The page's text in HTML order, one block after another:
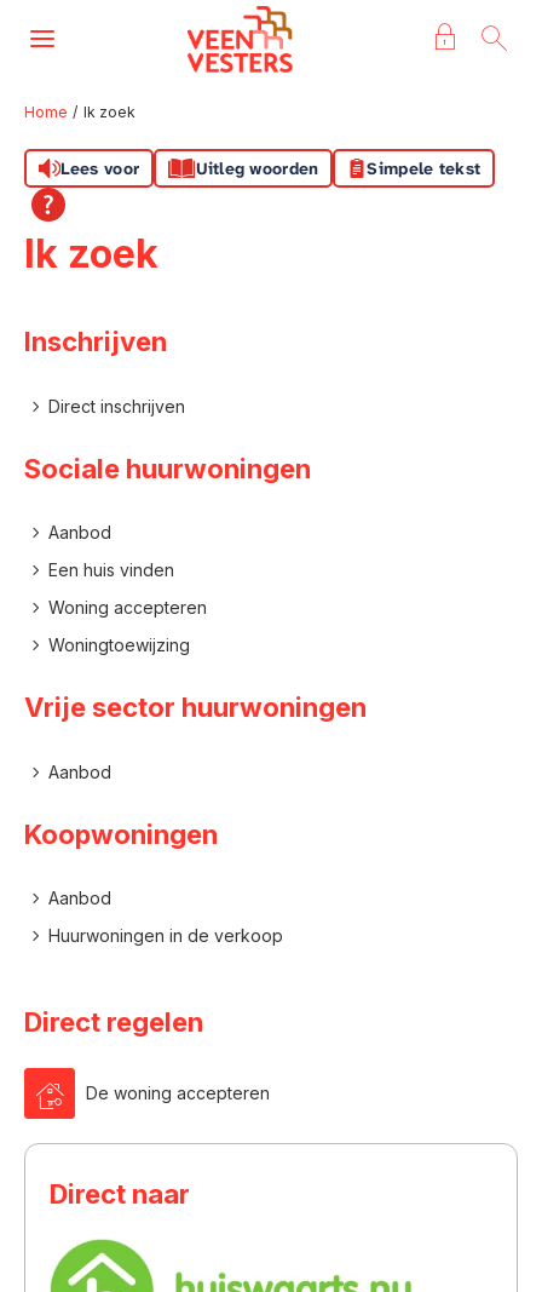
Naar hoofdinhoud
Naar hoofdnavigatiemenu
Naar zoeken
Naar de homepage
Ga naar Hoofd
Home Ik zoek
Lees voor Uitleg woorden Simpele tekst
Ik zoek
Inschrijven
Direct inschrijven
Sociale huurwoningen
Aanbod
Een huis vinden
Woning accepteren
Woningtoewijzing
Vrije sector huurwoningen
Aanbod
Koopwoningen
Aanbod
Huurwoningen in de verkoop
Direct regelen
 De woning accepteren
Direct naar